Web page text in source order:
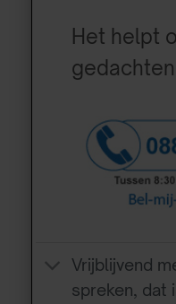
Het helpt
Vrijblijvend
spreken, dat